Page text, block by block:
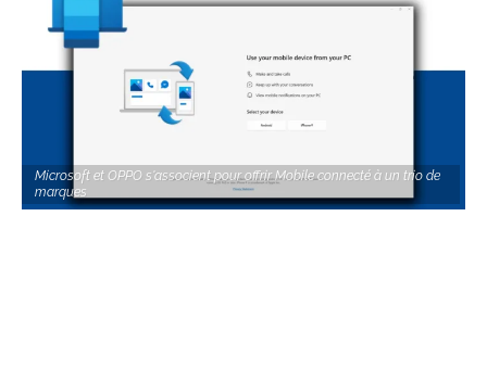
Microsoft et OPPO s'associent pour offrir Mobile connecté à un trio de
marques